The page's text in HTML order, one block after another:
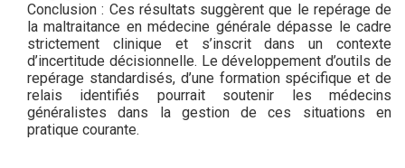
Conclusion : Ces résultats suggèrent que le repérage de
la maltraitance en médecine générale dépasse le cadre
strictement clinique et s’inscrit dans un contexte
d’incertitude décisionnelle. Le développement d’outils de
repérage standardisés, d’une formation spécifique et de
relais identifiés pourrait soutenir les médecins
généralistes dans la gestion de ces situations en
pratique courante.